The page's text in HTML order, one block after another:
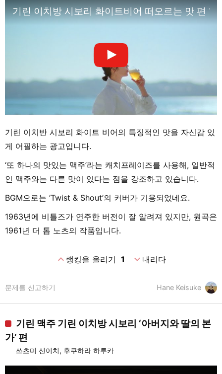
기린 이치방 시보리 화이트비어 떠오르는 맛 편 15
기린 이치반 시보리 화이트 비어의 특징적인 맛을 자신감 있
게 어필하는 광고입니다.
‘또 하나의 맛있는 맥주’라는 캐치프레이즈를 사용해, 일반적
인 맥주와는 다른 맛이 있다는 점을 강조하고 있습니다.
BGM으로는 ‘Twist & Shout’의 커버가 기용되었네요.
1963년에 비틀즈가 연주한 버전이 잘 알려져 있지만, 원곡은
1961년 더 톱 노츠의 작품입니다.
expand_less랭킹을 올리기 1 expand_more내리다
Hane Keisuke
문제를 신고하기
기린 맥주 기린 이치방 시보리 ‘아버지와 딸의 본
가’ 편
쓰츠미 신이치, 후쿠하라 하루카